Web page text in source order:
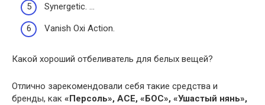
Synergetic. …
Vanish Oxi Action.
Какой хороший отбеливатель для белых вещей?
Отлично зарекомендовали себя такие средства и
бренды, как «Персоль», ACE, «БОС», «Ушастый нянь»,